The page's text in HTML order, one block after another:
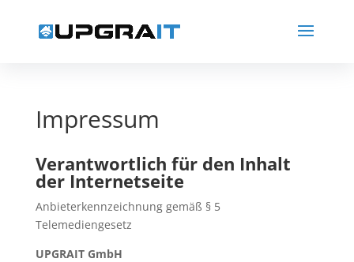
Impressum
Verantwortlich für den Inhalt
der Internetseite
Anbieterkennzeichnung gemäß § 5
Telemediengesetz
UPGRAIT GmbH